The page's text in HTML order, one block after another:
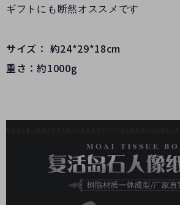
ギフトにも断然オススメです
サイズ： 約24*29*18cm
重さ：約1000g